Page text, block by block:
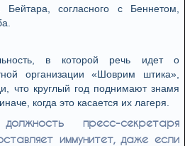
согласного с Беннетом,
в которой речь идет о
организации «Шоврим штика»,
что круглый год поднимают знамя
когда это касается их лагеря.
пресс-секретаря
иммунитет, даже если